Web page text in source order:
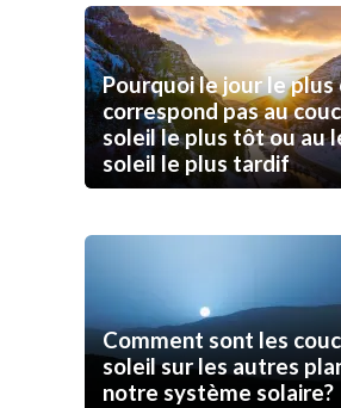
Pourquoi le jour le plus
correspond pas au
soleil le plus tôt ou au
soleil le plus tardif
Comment sont les
soleil sur les autres
notre système solaire?